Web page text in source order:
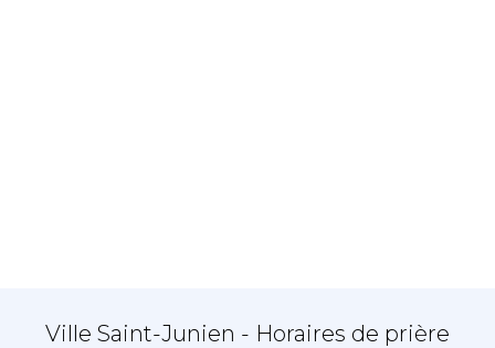
Ville Saint-Junien - Horaires de prière